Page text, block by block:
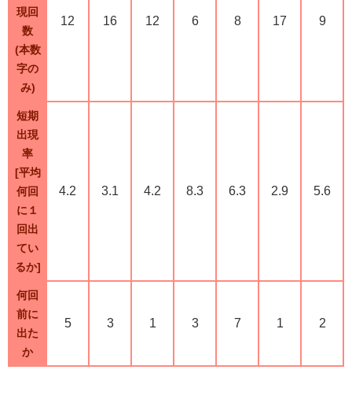
現回
数
(本数
字の
み)
12 16 12 6 8 17 9
短期
出現
率
[平均
何回
に１
回出
てい
るか]
4.2 3.1 4.2 8.3 6.3 2.9 5.6
何回
前に
出た
か
5 3 1 3 7 1 2